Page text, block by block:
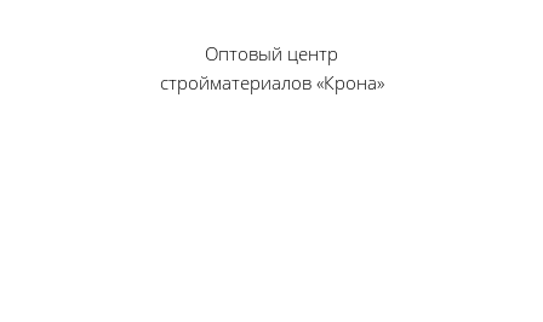
Оптовый центр
стройматериалов «Крона»